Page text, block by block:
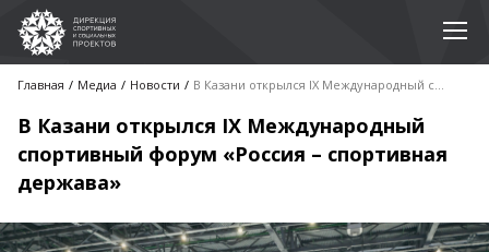
Главная Медиа Новости В Казани открылся IX Международный спортивный форум «Россия – спортивная держава»
В Казани открылся IX Международный
спортивный форум «Россия – спортивная
держава»